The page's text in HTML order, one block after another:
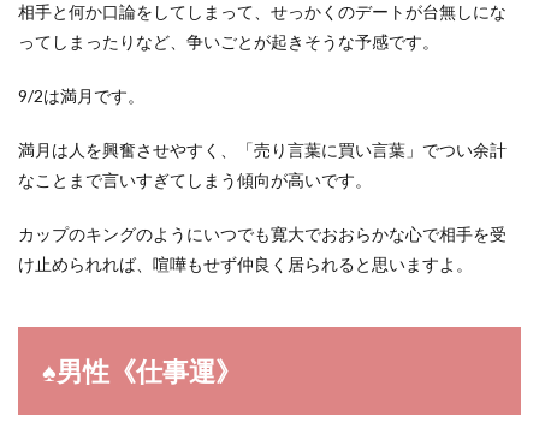
相手と何か口論をしてしまって、せっかくのデートが台無しにな
ってしまったりなど、争いごとが起きそうな予感です。
9/2は満月です。
満月は人を興奮させやすく、「売り言葉に買い言葉」でつい余計
なことまで言いすぎてしまう傾向が高いです。
カップのキングのようにいつでも寛大でおおらかな心で相手を受
け止められれば、喧嘩もせず仲良く居られると思いますよ。
♠︎男性《仕事運》